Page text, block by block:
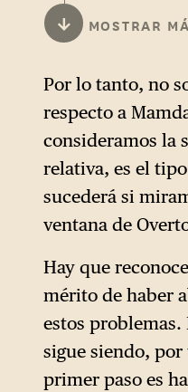
década de
luego fue
la Asamblea
Nueva York,
convertirse
del estado
finalmente,
2011 a 2021,
dimitió a
escándalo
↓ MOSTRAR
Por lo tanto, no
respecto a
consideramos la
relativa, es el
sucederá si
ventana de
Hay que
mérito de haber
estos problemas.
sigue siendo,
primer paso es